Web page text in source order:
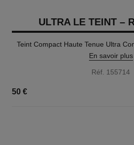
ULTRA LE TEINT –
Teint Compact Haute Tenue Ultra
En savoir plus
Réf. 155714
50 €